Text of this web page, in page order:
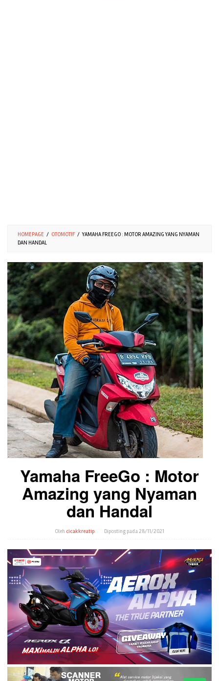
HOMEPAGE / OTOMOTIF / YAMAHA FREEGO : MOTOR AMAZING YANG NYAMAN
DAN HANDAL
Yamaha FreeGo : Motor
Amazing yang Nyaman
dan Handal
Oleh cicakkreatip Diposting pada28/11/2021